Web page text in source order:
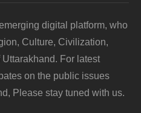
digital platform, who
Culture, Civilization,
For latest
on the public issues
Please stay tuned with us.